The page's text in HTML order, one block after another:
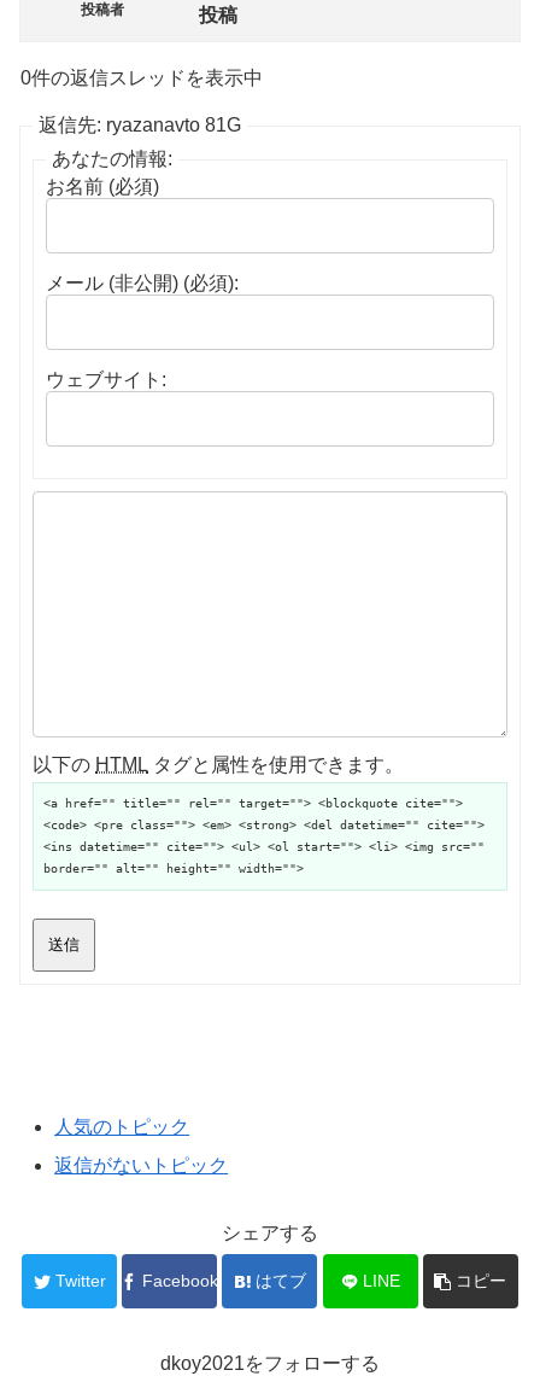
投稿者 投稿
0件の返信スレッドを表示中
返信先: ryazanavto 81G
あなたの情報:
お名前 (必須)
メール (非公開) (必須):
ウェブサイト:
以下の HTML タグと属性を使用できます。
<a href="" title="" rel="" target=""> <blockquote cite="">
<code> <pre class=""> <em> <strong> <del datetime="" cite="">
<ins datetime="" cite=""> <ul> <ol start=""> <li> <img src=""
border="" alt="" height="" width="">
送信
人気のトピック
返信がないトピック
シェアする
Twitter Facebook はてブ LINE コピー
dkoy2021をフォローする